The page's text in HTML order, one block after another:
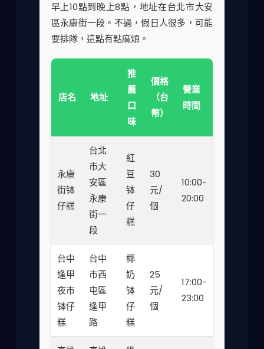
早上10點到晚上8點，地址在台北市大安
區永康街一段。不過，假日人很多，可能
要排隊，這點有點麻煩。
店名 地址
推
薦
口
味
價格
（台
幣）
營業
時間
永康
街钵
仔糕
台北
市大
安區
永康
街一
段
紅
豆
钵
仔
糕
30
元/
個
10:00-
20:00
台中
逢甲
夜市
钵仔
糕
台中
市西
屯區
逢甲
路
椰
奶
钵
仔
糕
25
元/
個
17:00-
23:00